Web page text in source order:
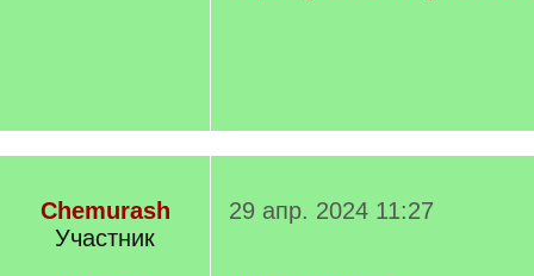
Chemurash
Участник
29 апр. 2024 11:27